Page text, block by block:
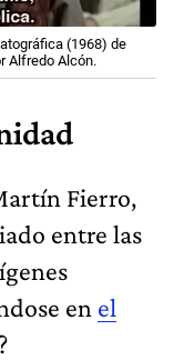
(1968) de
Alfredo Alcón.
Fierro,
entre las
en el
?